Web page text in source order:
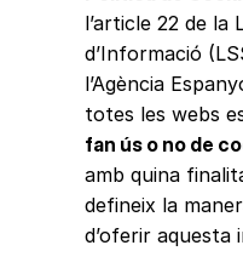
l’article 22 de la
d’Informació
l’Agència
totes les webs
fan ús o no de
amb quina
defineix la
d’oferir aquesta